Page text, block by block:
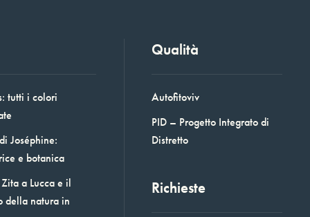
tutti i colori
Joséphine:
e botanica
a Lucca e il
della natura in
Qualità
Autofitoviv
PID – Progetto Integrato di
Distretto
Richieste